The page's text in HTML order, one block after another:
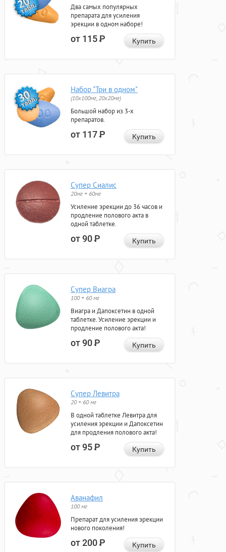
Два самых популярных
препарата для усиления
эрекции в одном наборе!
от 115Р Купить
Набор "Три в одном"
(10x100мг, 20x20мг)
Большой набор из 3-х
препаратов.
от 117Р Купить
Супер Сиалис
20мг + 60мг
Усиление эрекции до 36 часов и
продление полового акта в
одной таблетке.
от 90Р Купить
Супер Виагра
100 + 60 мг
Виагра и Дапоксетин в одной
таблетке. Усиление эрекции и
продление полового акта!
от 90Р Купить
Супер Левитра
20 + 60 мг
В одной таблетке Левитра для
усиления эрекции и Дапоксетин
для продления полового акта!
от 95Р Купить
Аванафил
100 мг
Препарат для усиления эрекции
нового поколения!
от 200Р Купить